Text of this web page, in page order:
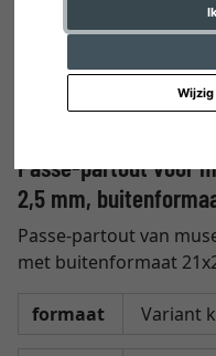
Passe-partout voor
2,5 mm,
Passe-partout van
met buitenformaat
formaat